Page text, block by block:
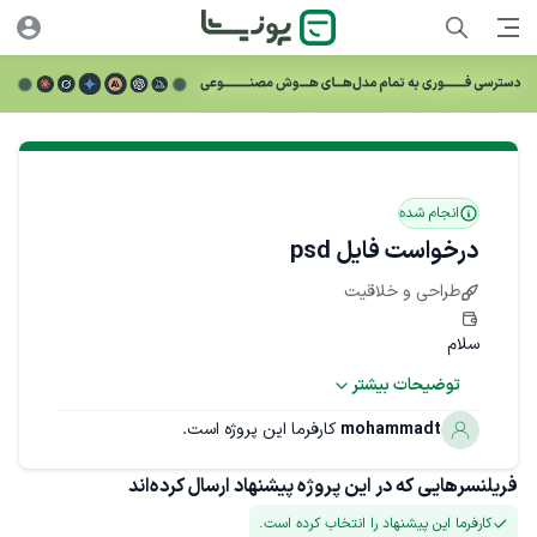
انجام شده
درخواست فایل psd
طراحی و خلاقیت
در پایین تصویر نیاز است تاریخ شمسی و تاریخ میلادی درج
شود.
مهارت‌های مورد نیاز
توضیحات بیشتر
mohammadt کارفرما این پروژه است.
فریلنسرهایی که در این پروژه پیشنهاد ارسال کرده‌اند
کارفرما این پیشنهاد را انتخاب کرده است.